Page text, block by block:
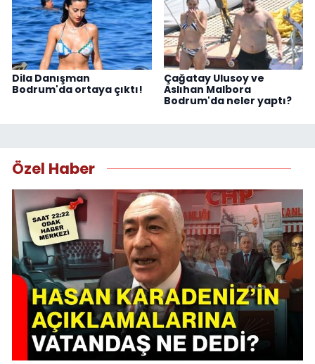
Dila Danışman
Bodrum'da ortaya çıktı!
Çağatay Ulusoy ve
Aslıhan Malbora
Bodrum'da neler yaptı?
Özel Haber